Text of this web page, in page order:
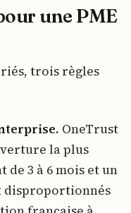
une PME
trois règles
OneTrust
la plus
3 à 6 mois et un
disproportionnés